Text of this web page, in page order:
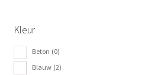
Kleur
Beton (0)
Blauw (2)